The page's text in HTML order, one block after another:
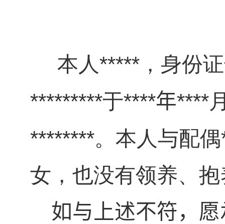
本人*****，身份
*********于****年****
********。本人与配偶
女，也没有领养、
如与上述不符，